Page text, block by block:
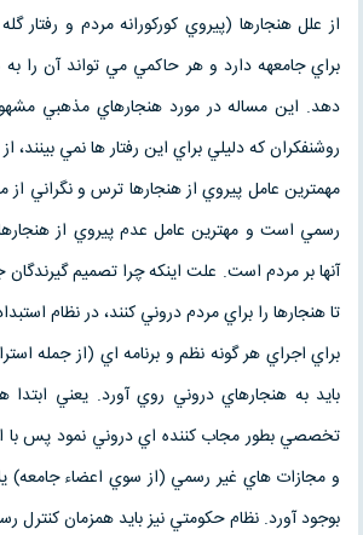
از علل هنجارها (پيروي كوركورانه مردم و رفتار
براي جامعهه دارد و هر حاكمي مي تواند آن را
دهد. اين مساله در مورد هنجارهاي مذهبي
روشنفكران كه دليلي براي اين رفتار ها نمي بينند،
مهمترين عامل پيروي از هنجارها ترس و نگراني
رسمي است و مهترين عامل عدم پيروي از
آنها بر مردم است. علت اينكه چرا تصميم
تا هنجارها را براي مردم دروني كنند، در نظام
براي اجراي هر گونه نظم و برنامه اي (از جمله
بايد به هنجارهاي دروني روي آورد. يعني ابتدا
تخصصي بطور مجاب كننده اي دروني نمود پس با
و مجازات هاي غير رسمي (از سوي اعضاء جامعه)
بوجود آورد. نظام حكومتي نيز بايد همزمان كنترل